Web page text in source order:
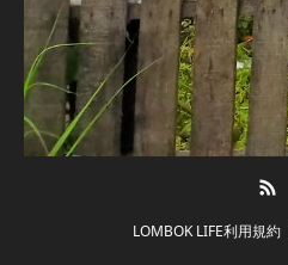
LOMBOK LIFE利用規約